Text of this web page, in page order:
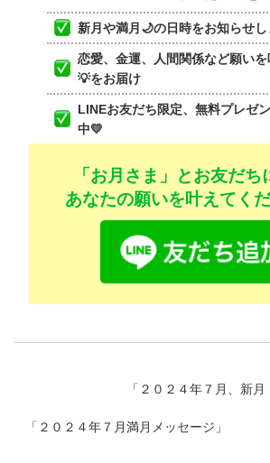
新月や満月🌙の日時をお知らせし
恋愛、金運、人間関係など願いを
💡をお届け
LINEお友だち限定、無料プレゼ
中💛
「お月さま」とお友だち
あなたの願いを叶えてくだ
「 ２０２４年７月、新
「 ２０２４年７月満月メッセージ 」